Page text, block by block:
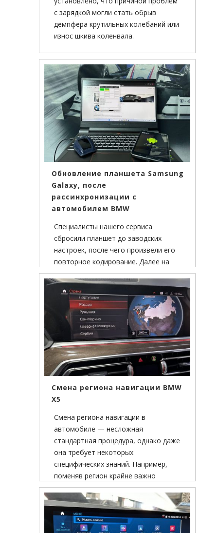
с зарядкой могли стать обрыв
демпфера крутильных колебаний или
износ шкива коленвала.
Обновление планшета Samsung
Galaxy, после
рассинхронизации с
автомобилем BMW
Специалисты нашего сервиса
сбросили планшет до заводских
настроек, после чего произвели его
повторное кодирование. Далее на
планшет был установлен компонент
для общения с машиной, а также
оригинальный пакет Touch Command.
Смена региона навигации BMW
X5
Смена региона навигации в
автомобиле — несложная
стандартная процедура, однако даже
она требует некоторых
специфических знаний. Например,
поменяв регион крайне важно
скорректировать весь
картографический материал
вручную.